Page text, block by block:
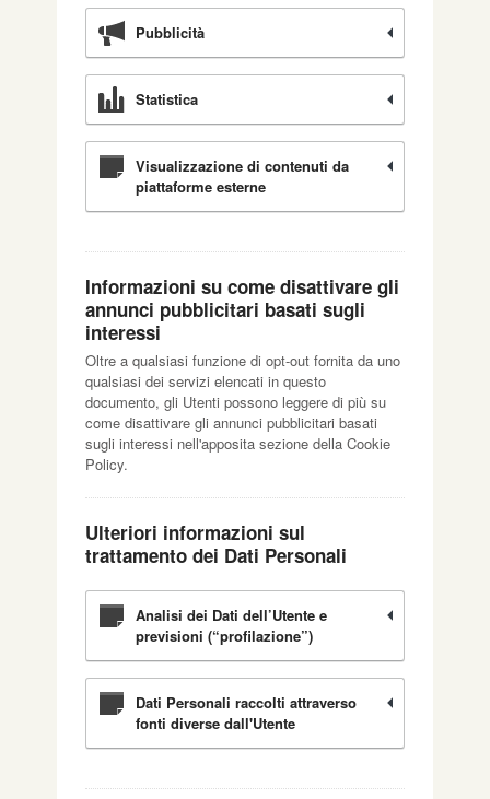
Pubblicità
Statistica
Visualizzazione di contenuti da
piattaforme esterne
Informazioni su come disattivare gli
annunci pubblicitari basati sugli
interessi
Oltre a qualsiasi funzione di opt-out fornita da uno
qualsiasi dei servizi elencati in questo
documento, gli Utenti possono leggere di più su
come disattivare gli annunci pubblicitari basati
sugli interessi nell'apposita sezione della Cookie
Policy.
Ulteriori informazioni sul
trattamento dei Dati Personali
Analisi dei Dati dell’Utente e
previsioni (“profilazione”)
Dati Personali raccolti attraverso
fonti diverse dall'Utente